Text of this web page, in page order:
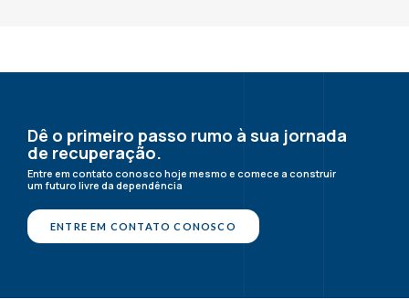
Dê o primeiro passo rumo à sua jornada
de recuperação.
Entre em contato conosco hoje mesmo e comece a construir
um futuro livre da dependência
ENTRE EM CONTATO CONOSCO